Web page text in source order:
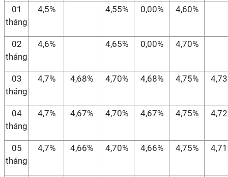
01
tháng
4,5% 4,55% 0,00% 4,60%
02
tháng
4,6% 4,65% 0,00% 4,70%
03
tháng
4,7% 4,68% 4,70% 4,68% 4,75%
04
tháng
4,7% 4,67% 4,70% 4,67% 4,75%
05
tháng
4,7% 4,66% 4,70% 4,66% 4,75%